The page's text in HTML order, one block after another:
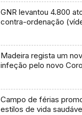
GNR levantou 4.800
contra-
Madeira regista um
infeção pelo novo
Campo de férias
estilos de vida